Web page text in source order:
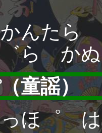
んたら
ら かぬ
童謡）
ほ゜